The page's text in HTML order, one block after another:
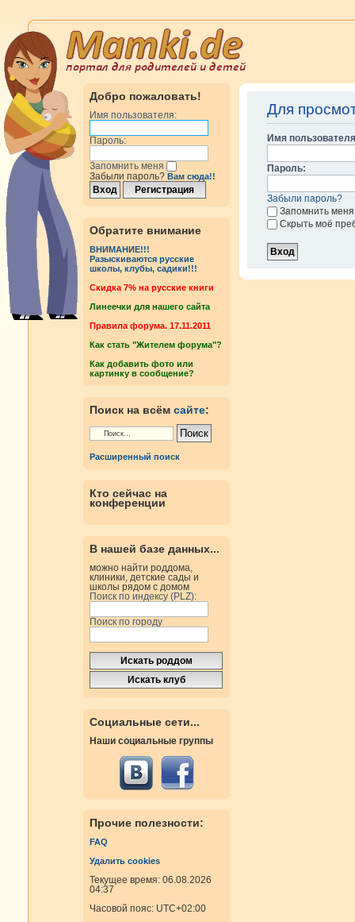
Добро пожаловать!
Имя пользователя:
Пароль:
Запомнить меня
Забыли пароль? Вам сюда!!
Обратите внимание
ВНИМАНИЕ!!!
Разыскиваются русские
школы, клубы, садики!!!
Cкидка 7% на русские книги
Линеечки для нашего сайта
Правила форума. 17.11.2011
Как стать "Жителем форума"?
Как добавить фото или
картинку в сообщение?
Поиск на всём сайте:
Расширенный поиск
Кто сейчас на
конференции
В нашей базе данных...
можно найти роддома,
клиники, детские сады и
школы рядом с домом
Поиск по индексу (PLZ):
Поиск по городу
Социальные сети...
Наши социальные группы
Прочие полезности:
FAQ
Удалить cookies
Текущее время: 06.08.2026
04:37
Часовой пояс: UTC+02:00
Для
Имя
Пароль:
Забыли пароль?
Запомнить меня
Скрыть моё